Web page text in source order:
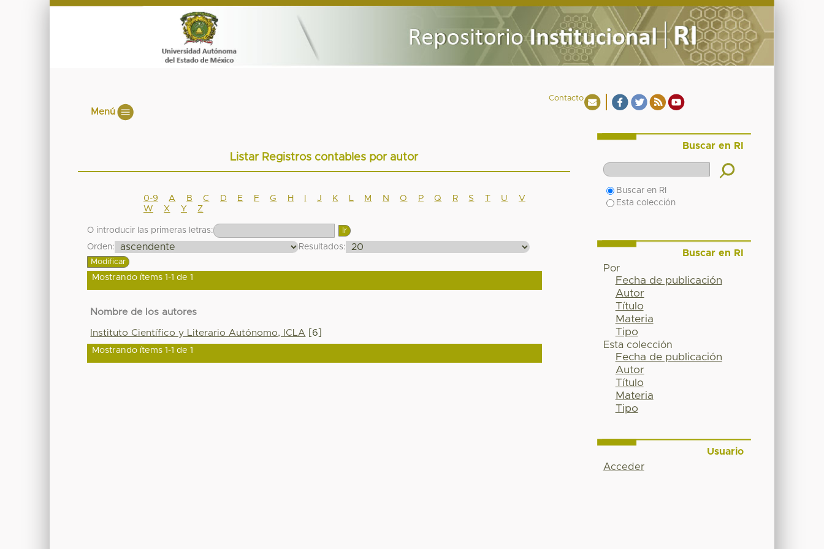
Contacto
Menú
Listar Registros contables por autor
0-9 A B C D E F G H J K M N O P Q R S T U
V
W
X Y Z
O introducir las primeras letras:
Orden:
Resultados:
Mostrando ítems 1-1 de 1
Nombre de los autores
Instituto Científico y Literario Autónomo, ICLA [6]
Mostrando ítems 1-1 de 1
Buscar en RI
Buscar en RI
Esta colección
Buscar en RI
Por
Fecha de publicación
Autor
Título
Materia
Tipo
Esta colección
Fecha de publicación
Autor
Título
Materia
Tipo
Usuario
Acceder